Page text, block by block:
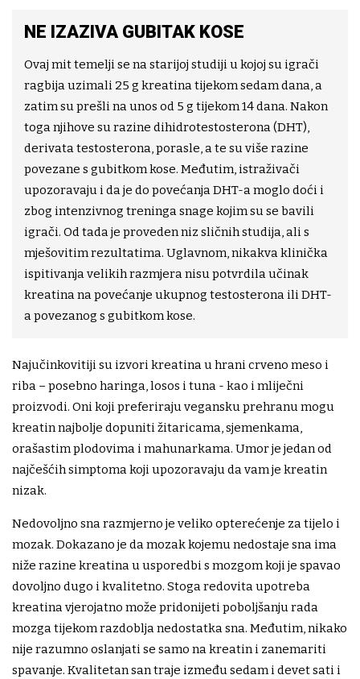
NE IZAZIVA GUBITAK KOSE
Ovaj mit temelji se na starijoj studiji u kojoj su igrači
ragbija uzimali 25 g kreatina tijekom sedam dana, a
zatim su prešli na unos od 5 g tijekom 14 dana. Nakon
toga njihove su razine dihidrotestosterona (DHT),
derivata testosterona, porasle, a te su više razine
povezane s gubitkom kose. Međutim, istraživači
upozoravaju i da je do povećanja DHT-a moglo doći i
zbog intenzivnog treninga snage kojim su se bavili
igrači. Od tada je proveden niz sličnih studija, ali s
mješovitim rezultatima. Uglavnom, nikakva klinička
ispitivanja velikih razmjera nisu potvrdila učinak
kreatina na povećanje ukupnog testosterona ili DHT-
a povezanog s gubitkom kose.
Najučinkovitiji su izvori kreatina u hrani crveno meso i
riba – posebno haringa, losos i tuna - kao i mliječni
proizvodi. Oni koji preferiraju vegansku prehranu mogu
kreatin najbolje dopuniti žitaricama, sjemenkama,
orašastim plodovima i mahunarkama. Umor je jedan od
najčešćih simptoma koji upozoravaju da vam je kreatin
nizak.
Nedovoljno sna razmjerno je veliko opterećenje za tijelo i
mozak. Dokazano je da mozak kojemu nedostaje sna ima
niže razine kreatina u usporedbi s mozgom koji je spavao
dovoljno dugo i kvalitetno. Stoga redovita upotreba
kreatina vjerojatno može pridonijeti poboljšanju rada
mozga tijekom razdoblja nedostatka sna. Međutim, nikako
nije razumno oslanjati se samo na kreatin i zanemariti
spavanje. Kvalitetan san traje između sedam i devet sati i